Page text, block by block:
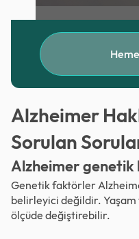
Alzheimer
Sorulan
Alzheimer
Genetik faktörler
belirleyici değildir.
ölçüde değiştirebilir.